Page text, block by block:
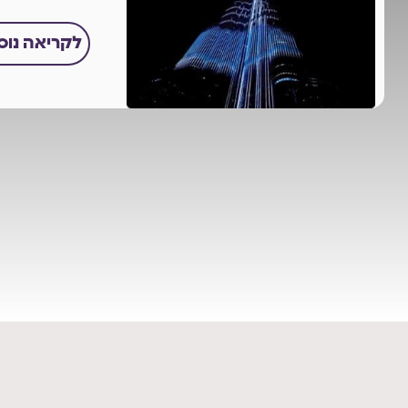
לקריאה